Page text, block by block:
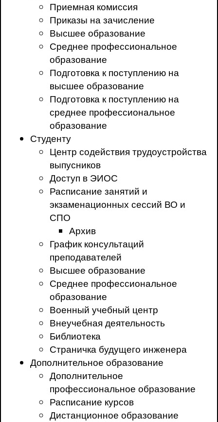
Приемная комиссия
Приказы на зачисление
Высшее образование
Среднее профессиональное
образование
Подготовка к поступлению на
высшее образование
Подготовка к поступлению на
среднее профессиональное
образование
Студенту
Центр содействия трудоустройства
выпусников
Доступ в ЭИОС
Расписание занятий и
экзаменационных сессий ВО и
СПО
Архив
График консультаций
преподавателей
Высшее образование
Среднее профессиональное
образование
Военный учебный центр
Внеучебная деятельность
Библиотека
Страничка будущего инженера
Дополнительное образование
Дополнительное
профессиональное образование
Расписание курсов
Дистанционное образование